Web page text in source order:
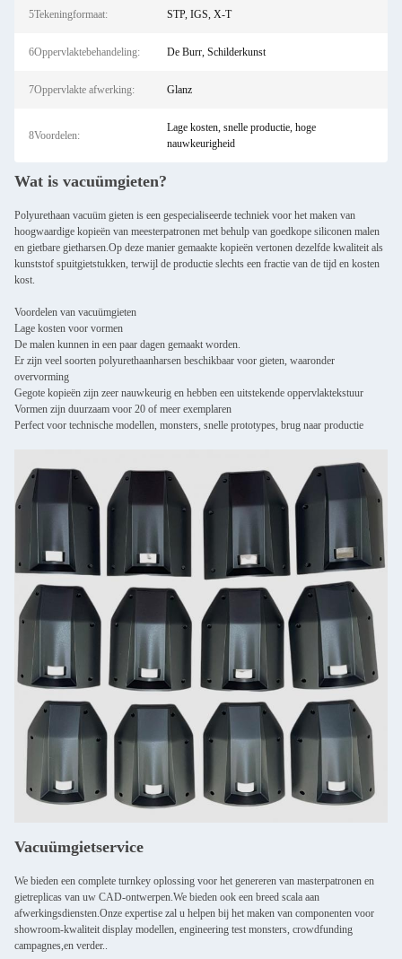
5Tekeningformaat: STP, IGS, X-T
6Oppervlaktebehandeling: De Burr, Schilderkunst
7Oppervlakte afwerking: Glanz
8Voordelen:
Lage kosten, snelle productie, hoge
nauwkeurigheid
Wat is vacuümgieten?
Polyurethaan vacuüm gieten is een gespecialiseerde techniek voor het maken van
hoogwaardige kopieën van meesterpatronen met behulp van goedkope siliconen malen
en gietbare gietharsen.Op deze manier gemaakte kopieën vertonen dezelfde kwaliteit als
kunststof spuitgietstukken, terwijl de productie slechts een fractie van de tijd en kosten
kost.
Voordelen van vacuümgieten
Lage kosten voor vormen
De malen kunnen in een paar dagen gemaakt worden.
Er zijn veel soorten polyurethaanharsen beschikbaar voor gieten, waaronder
overvorming
Gegote kopieën zijn zeer nauwkeurig en hebben een uitstekende oppervlaktekstuur
Vormen zijn duurzaam voor 20 of meer exemplaren
Perfect voor technische modellen, monsters, snelle prototypes, brug naar productie
Vacuümgietservice
We bieden een complete turnkey oplossing voor het genereren van masterpatronen en
gietreplicas van uw CAD-ontwerpen.We bieden ook een breed scala aan
afwerkingsdiensten.Onze expertise zal u helpen bij het maken van componenten voor
showroom-kwaliteit display modellen, engineering test monsters, crowdfunding
campagnes,en verder..